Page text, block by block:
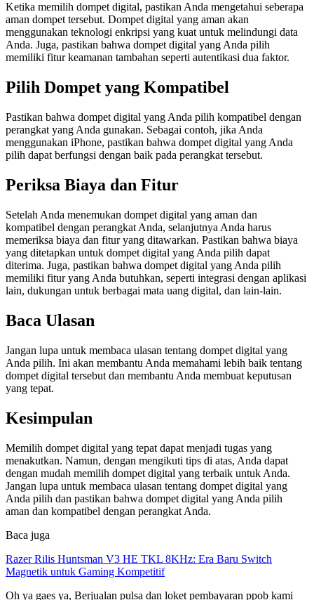
Ketika memilih dompet digital, pastikan Anda mengetahui seberapa
aman dompet tersebut. Dompet digital yang aman akan
menggunakan teknologi enkripsi yang kuat untuk melindungi data
Anda. Juga, pastikan bahwa dompet digital yang Anda pilih
memiliki fitur keamanan tambahan seperti autentikasi dua faktor.
Pilih Dompet yang Kompatibel
Pastikan bahwa dompet digital yang Anda pilih kompatibel dengan
perangkat yang Anda gunakan. Sebagai contoh, jika Anda
menggunakan iPhone, pastikan bahwa dompet digital yang Anda
pilih dapat berfungsi dengan baik pada perangkat tersebut.
Periksa Biaya dan Fitur
Setelah Anda menemukan dompet digital yang aman dan
kompatibel dengan perangkat Anda, selanjutnya Anda harus
memeriksa biaya dan fitur yang ditawarkan. Pastikan bahwa biaya
yang ditetapkan untuk dompet digital yang Anda pilih dapat
diterima. Juga, pastikan bahwa dompet digital yang Anda pilih
memiliki fitur yang Anda butuhkan, seperti integrasi dengan aplikasi
lain, dukungan untuk berbagai mata uang digital, dan lain-lain.
Baca Ulasan
Jangan lupa untuk membaca ulasan tentang dompet digital yang
Anda pilih. Ini akan membantu Anda memahami lebih baik tentang
dompet digital tersebut dan membantu Anda membuat keputusan
yang tepat.
Kesimpulan
Memilih dompet digital yang tepat dapat menjadi tugas yang
menakutkan. Namun, dengan mengikuti tips di atas, Anda dapat
dengan mudah memilih dompet digital yang terbaik untuk Anda.
Jangan lupa untuk membaca ulasan tentang dompet digital yang
Anda pilih dan pastikan bahwa dompet digital yang Anda pilih
aman dan kompatibel dengan perangkat Anda.
Baca juga
Razer Rilis Huntsman V3 HE TKL 8KHz: Era Baru Switch
Magnetik untuk Gaming Kompetitif
Oh ya gaes ya, Berjualan pulsa dan loket pembayaran ppob kami